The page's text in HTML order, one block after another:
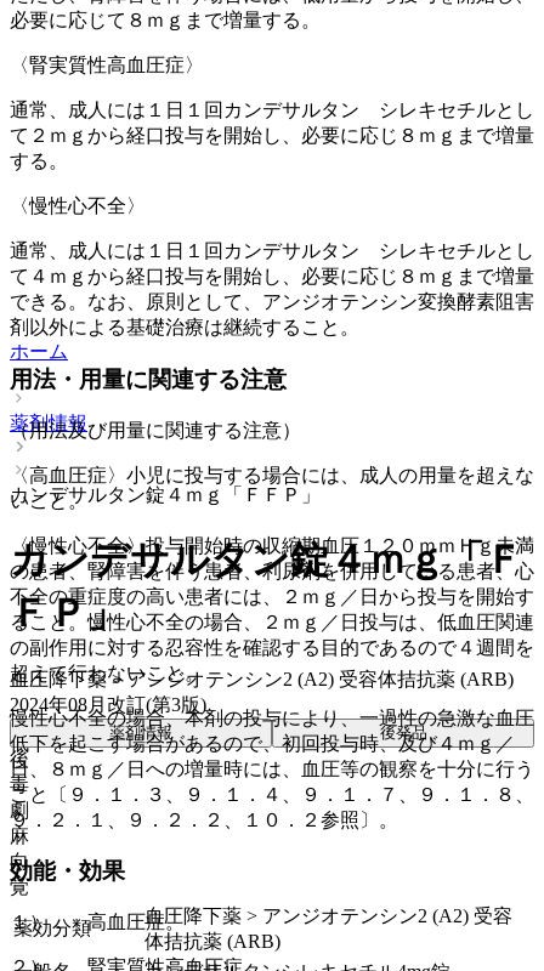
必要に応じて８ｍｇまで増量する。
〈腎実質性高血圧症〉
通常、成人には１日１回カンデサルタン シレキセチルとし
て２ｍｇから経口投与を開始し、必要に応じ８ｍｇまで増量
する。
〈慢性心不全〉
通常、成人には１日１回カンデサルタン シレキセチルとし
て４ｍｇから経口投与を開始し、必要に応じ８ｍｇまで増量
できる。なお、原則として、アンジオテンシン変換酵素阻害
剤以外による基礎治療は継続すること。
用法・用量に関連する注意
（用法及び用量に関連する注意）
〈高血圧症〉小児に投与する場合には、成人の用量を超えな
いこと。
〈慢性心不全〉投与開始時の収縮期血圧１２０ｍｍＨｇ未満
の患者、腎障害を伴う患者、利尿剤を併用している患者、心
不全の重症度の高い患者には、２ｍｇ／日から投与を開始す
ること。慢性心不全の場合、２ｍｇ／日投与は、低血圧関連
の副作用に対する忍容性を確認する目的であるので４週間を
超えて行わないこと。
慢性心不全の場合、本剤の投与により、一過性の急激な血圧
低下を起こす場合があるので、初回投与時、及び４ｍｇ／
日、８ｍｇ／日への増量時には、血圧等の観察を十分に行う
こと〔９．１．３、９．１．４、９．１．７、９．１．８、
９．２．１、９．２．２、１０．２参照〕。
効能・効果
１）． 高血圧症。
２）． 腎実質性高血圧症。
ホーム
薬剤情報
カンデサルタン錠４ｍｇ「ＦＦＰ」
カンデサルタン錠４ｍｇ「Ｆ
ＦＰ」
血圧降下薬 > アンジオテンシン2 (A2) 受容体拮抗薬 (ARB)
2024年08月改訂(第3版)
薬剤情報 後発品
後
毒
劇
麻
向
覚
薬効分類
血圧降下薬 > アンジオテンシン2 (A2) 受容
体拮抗薬 (ARB)